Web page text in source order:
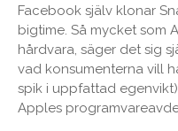
Facebook själv klonar
bigtime. Så mycket som
hårdvara, säger det sig
vad konsumenterna vill
spik i uppfattad
Apples